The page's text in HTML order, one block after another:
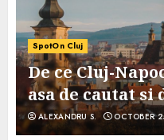
SpotOn Cluj
De ce Cluj-
asa de cautat si
ALEXANDRU S. OCTOBER